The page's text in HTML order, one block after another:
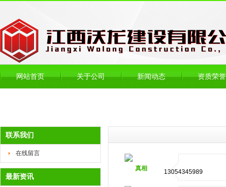
网站首页 关于公司 新闻动态 资质荣誉
联系我们
在线留言
最新资讯
真相 13054345989